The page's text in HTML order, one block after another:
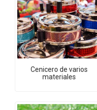
Cenicero de varios
materiales